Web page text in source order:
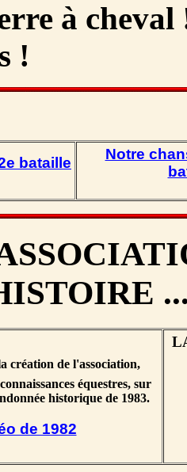
à cheval
!
bataille
Notre
création de l'association,
équestres, sur
historique de 1983.
de 1982